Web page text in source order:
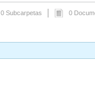
0 Subcarpetas 0